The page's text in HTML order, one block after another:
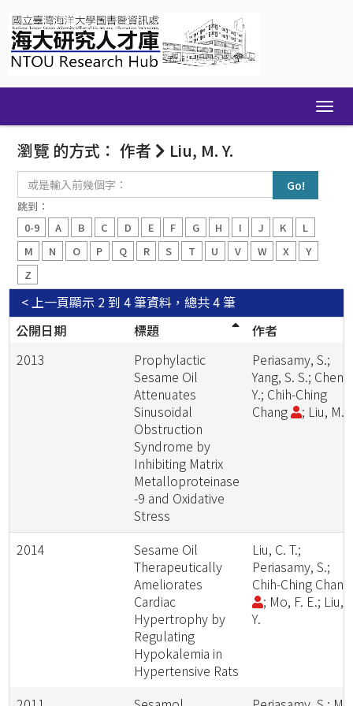
navigation
瀏覽 的方式： 作者 Liu, M. Y.
入
前
幾
個
跳到：
0-9
A B C D E F G H I J K
L
M
N O P Q R S T U V W X
Y
Z
顯示 2 到 4 筆資料，總共 4 筆
< 上一頁
公開日期
標題
作者
2013
Prophylactic
Sesame Oil
Attenuates
Sinusoidal
Obstruction
Syndrome by
Inhibiting Matrix
Metalloproteinase
-9 and Oxidative
Stress
Periasamy, S.;
Yang, S. S.; Chen,
Y.; Chih-Ching
Chang
; Liu, M.
2014
Sesame Oil
Therapeutically
Ameliorates
Cardiac
Hypertrophy by
Regulating
Hypokalemia in
Hypertensive Rats
Liu, C. T.;
Periasamy, S.;
Chih-Ching
; Mo, F. E.; Liu,
Y.